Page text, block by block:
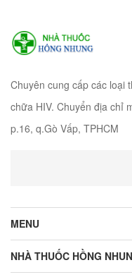
Chuyên cung cấp các loại
chữa HIV. Chuyển địa chỉ
p.16, q.Gò Vấp, TPHCM
MENU
NHÀ THUỐC HỒNG